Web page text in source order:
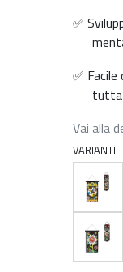
✅
✅
tutta
Vai alla
VARIANTI